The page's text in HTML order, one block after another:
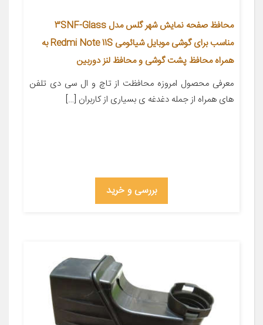
محافظ صفحه نمایش شهر گلس مدل 3SNF-Glass
مناسب برای گوشی موبایل شیائومی Redmi Note 11S به
همراه محافظ پشت گوشی و محافظ لنز دوربین
معرفی محصول امروزه محافظت از تاچ و ال سی دی تلفن
های همراه از جمله دغدغه ی بسیاری از کاربران […]
بررسی و خرید